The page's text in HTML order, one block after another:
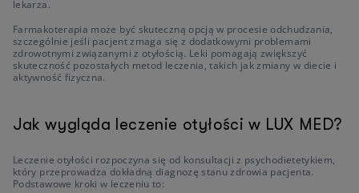
lekarza.
Farmakoterapia może być skuteczną opcją w procesie odchudzania,
szczególnie jeśli pacjent zmaga się z dodatkowymi problemami
zdrowotnymi związanymi z otyłością. Leki pomagają zwiększyć
skuteczność pozostałych metod leczenia, takich jak zmiany w diecie i
aktywność fizyczna.
Jak wygląda leczenie otyłości w LUX MED?
Leczenie otyłości rozpoczyna się od konsultacji z psychodietetykiem,
który przeprowadza dokładną diagnozę stanu zdrowia pacjenta.
Podstawowe kroki w leczeniu to: